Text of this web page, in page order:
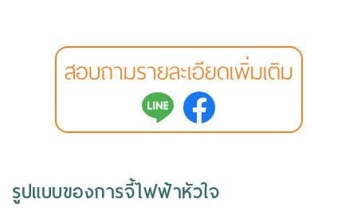
สอบถามรายละเอียดเพิ่มเติม
รูปแบบของการจี้ไฟฟ้าหัวใจ